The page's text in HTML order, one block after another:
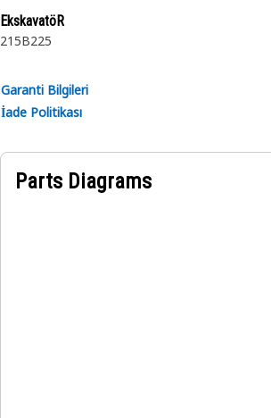
EkskavatöR
215B225
Garanti Bilgileri
İade Politikası
Parts Diagrams